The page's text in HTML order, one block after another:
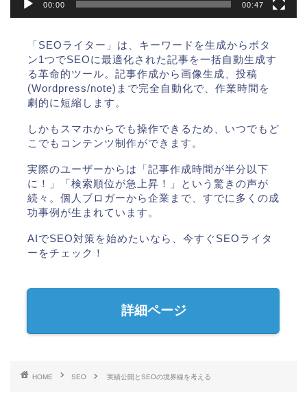
00:00 00:47
「SEOライター」は、キーワードを生成からボタ
ン1つでSEOに最適化された記事を一括自動生成す
る革命的ツール。記事作成から画像生成、投稿
(Wordpress/note)まで完全自動化で、作業時間を
劇的に短縮します。
しかもスマホからでも操作できるため、いつでもど
こでもコンテンツ制作ができます。
実際のユーザーからは「記事作成時間が半分以下
に！」「検索順位が急上昇！」という驚きの声が
続々。個人ブロガーから企業まで、すでに多くの成
功事例が生まれています。
AIでSEO対策を始めたいなら、今すぐSEOライタ
ーをチェック！
詳細ページ
HOME SEO 実績公開とSEOの境界線を考える